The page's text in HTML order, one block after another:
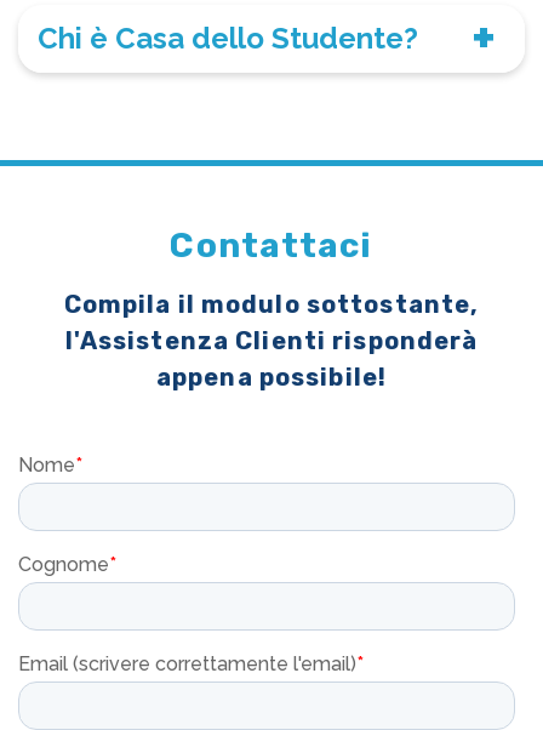
Chi è Casa dello Studente?
Contattaci
Compila il modulo sottostante,
l'Assistenza Clienti risponderà
appena possibile!